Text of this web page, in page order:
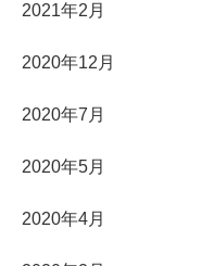
2021年2月
2020年12月
2020年7月
2020年5月
2020年4月